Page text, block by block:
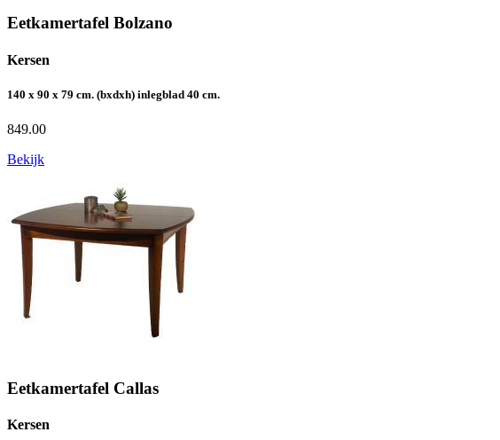
Eetkamertafel Bolzano
Kersen
140 x 90 x 79 cm. (bxdxh) inlegblad 40 cm.
849.00
Bekijk
Eetkamertafel Callas
Kersen